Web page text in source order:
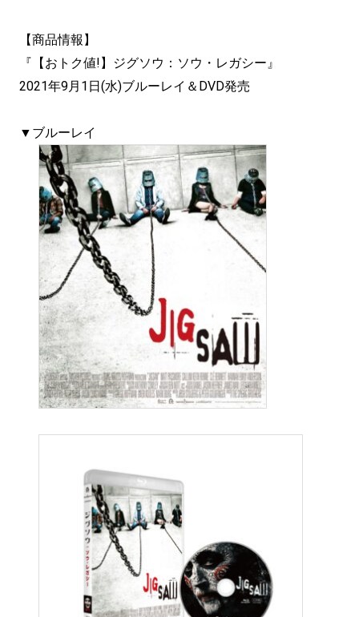
【商品情報】
『【おトク値!】ジグソウ：ソウ・レガシー』
2021年9月1日(水)ブルーレイ＆DVD発売
▼ブルーレイ